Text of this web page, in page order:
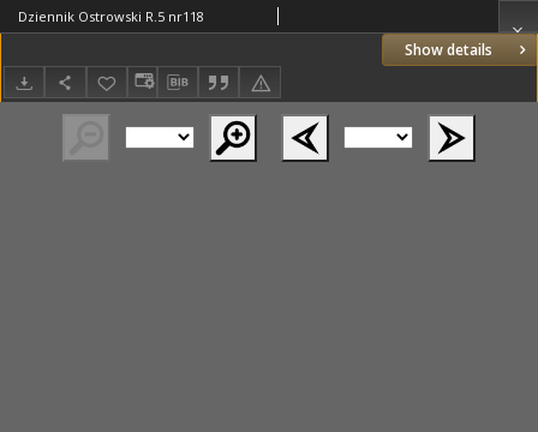
Show details
Dziennik Ostrowski R.5 nr118